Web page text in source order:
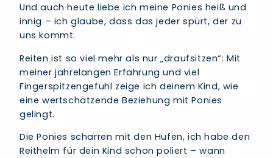
Und auch heute liebe ich meine Ponies heiß und
innig – ich glaube, dass das jeder spürt, der zu
uns kommt.
Reiten ist so viel mehr als nur „draufsitzen“: Mit
meiner jahrelangen Erfahrung und viel
Fingerspitzengefühl zeige ich deinem Kind, wie
eine wertschätzende Beziehung mit Ponies
gelingt.
Die Ponies scharren mit den Hufen, ich habe den
Reithelm für dein Kind schon poliert – wann